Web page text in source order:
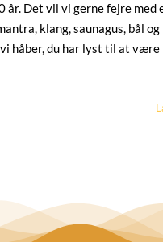
år. Det vil vi gerne fejre med
klang, saunagus, bål og
håber, du har lyst til at være